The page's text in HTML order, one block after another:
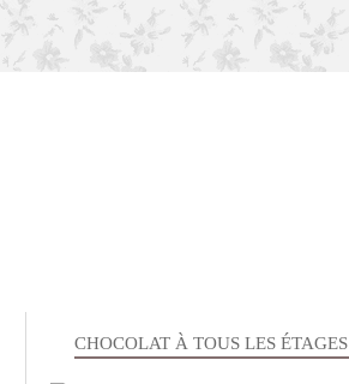
CHOCOLAT À TOUS LES ÉTAGES